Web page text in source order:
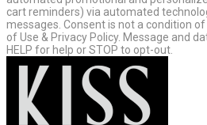
cart reminders) via automated
messages. Consent is not a condition
of Use & Privacy Policy. Message and
HELP for help or STOP to opt-out.